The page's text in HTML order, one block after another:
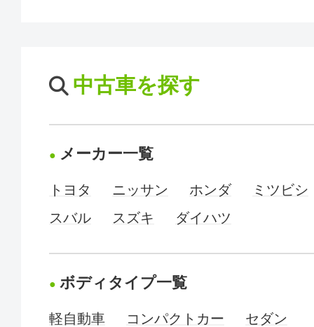
中古車を探す
メーカー一覧
トヨタ ニッサン ホンダ
ミツビシ
スバル
スズキ ダイハツ
ボディタイプ一覧
軽自動車 コンパクトカー
セダン